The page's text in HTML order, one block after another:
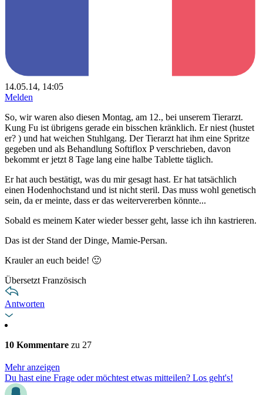
14.05.14, 14:05
Melden
So, wir waren also diesen Montag, am 12., bei unserem Tierarzt.
Kung Fu ist übrigens gerade ein bisschen kränklich. Er niest (hustet
er? ) und hat weichen Stuhlgang. Der Tierarzt hat ihm eine Spritze
gegeben und als Behandlung Softiflox P verschrieben, davon
bekommt er jetzt 8 Tage lang eine halbe Tablette täglich.
Er hat auch bestätigt, was du mir gesagt hast. Er hat tatsächlich
einen Hodenhochstand und ist nicht steril. Das muss wohl genetisch
sein, da er meinte, dass er das weitervererben könnte...
Sobald es meinem Kater wieder besser geht, lasse ich ihn kastrieren.
Das ist der Stand der Dinge, Mamie-Persan.
Krauler an euch beide! 🙂
Übersetzt Französisch
Antworten
10 Kommentare zu 27
Mehr anzeigen
Du hast eine Frage oder möchtest etwas mitteilen? Los geht's!